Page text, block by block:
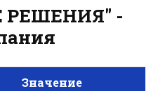
РЕШЕНИЯ" -
Значение